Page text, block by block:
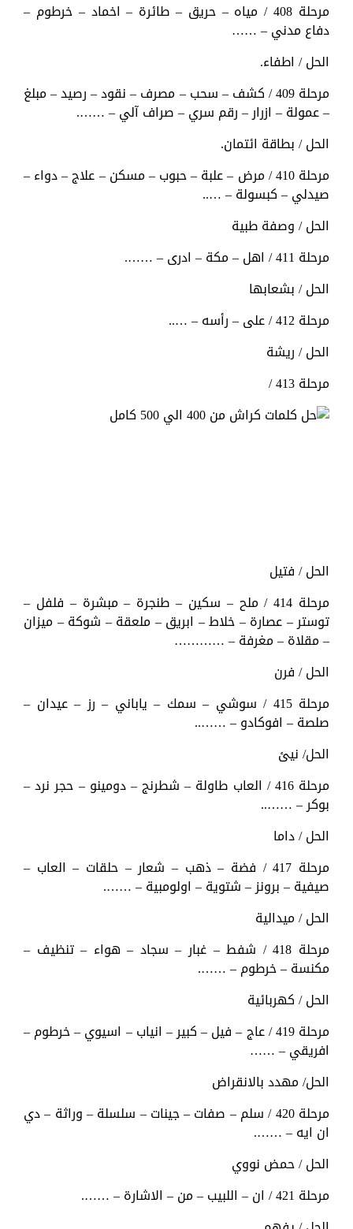
مرحلة 408 / مياه – حريق – طائرة – اخماد – خرطوم –
دفاع مدني – ……
الحل / اطفاء.
مرحلة 409 / كشف – سحب – مصرف – نقود – رصيد – مبلغ
– عمولة – ازرار – رقم سري – صراف آلي – …….
الحل / بطاقة ائتمان.
مرحلة 410 / مرض – علبة – حبوب – مسكن – علاج – دواء –
صيدلي – كبسولة – …..
الحل / وصفة طبية
مرحلة 411 / اهل – مكة – ادرى – …….
الحل / بشعابها
مرحلة 412 / على – رأسه – …..
الحل / ريشة
مرحلة 413 /
الحل / فتيل
مرحلة 414 / ملح – سكين – طنجرة – مبشرة – فلفل –
توستر – عصارة – خلاط – ابريق – ملعقة – شوكة – ميزان
– مقلاة – مغرفة – …………
الحل / فرن
مرحلة 415 / سوشي – سمك – ياباني – رز – عيدان –
صلصة – افوكادو – ……..
الحل/ نيئ
مرحلة 416 / العاب طاولة – شطرنج – دومينو – حجر نرد –
بوكر – ……..
الحل / داما
مرحلة 417 / فضة – ذهب – شعار – حلقات – العاب –
صيفية – برونز – شتوية – اولومبية – …….
الحل / ميدالية
مرحلة 418 / شفط – غبار – سجاد – هواء – تنظيف –
مكنسة – خرطوم – …….
الحل / كهربائية
مرحلة 419 / عاج – فيل – كبير – انياب – اسيوي – خرطوم –
افريقي – ……
الحل/ مهدد بالانقراض
مرحلة 420 / سلم – صفات – جينات – سلسلة – وراثة – دي
ان ايه – …….
الحل / حمض نووي
مرحلة 421 / ان – اللبيب – من – الاشارة – …….